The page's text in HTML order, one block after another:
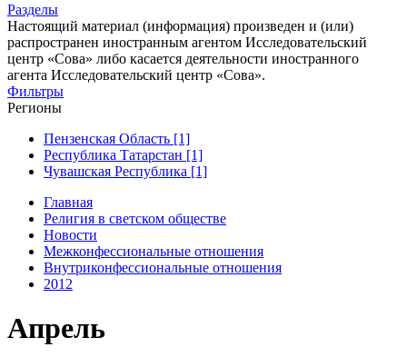
Разделы
Настоящий материал (информация) произведен и (или)
распространен иностранным агентом Исследовательский
центр «Сова» либо касается деятельности иностранного
агента Исследовательский центр «Сова».
Фильтры
Регионы
Пензенская Область [1]
Республика Татарстан [1]
Чувашская Республика [1]
Главная
Религия в светском обществе
Новости
Межконфессиональные отношения
Внутриконфессиональные отношения
2012
Апрель